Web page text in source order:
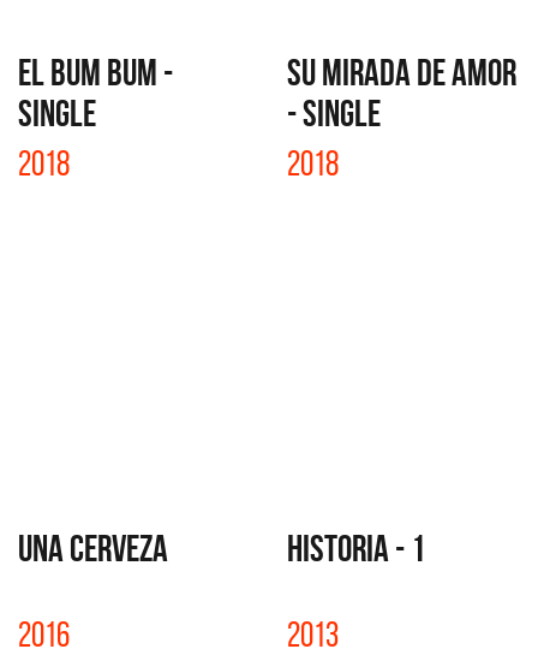
EL BUM BUM -
SINGLE
2018
SU MIRADA DE AMOR
- SINGLE
2018
UNA CERVEZA
2016
HISTORIA - 1
2013